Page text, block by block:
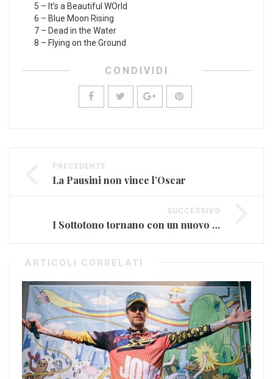
5 – It’s a Beautiful WOrld
6 – Blue Moon Rising
7 – Dead in the Water
8 – Flying on the Ground
CONDIVIDI
PRECEDENTE
La Pausini non vince l’Oscar
SUCCESSIVO
I Sottotono tornano con un nuovo album
ARTICOLI CORRELATI